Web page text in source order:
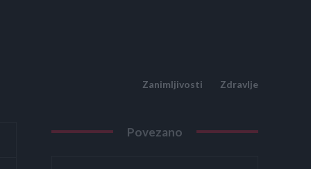
Zanimljivosti Zdravlje
Povezano